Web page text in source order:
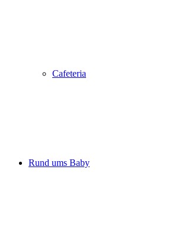
Cafeteria
Rund ums Baby